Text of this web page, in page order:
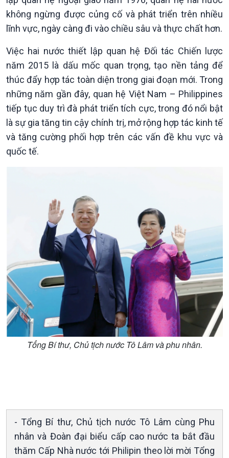
Khởi nghiệp
Tuyên chiến với gian lận
thương mại
Tâm tình biên giới và hải
đảo
Tìm hiểu biển, đảo Việt
Tin Đời sống & Xã hội
360 độ Sức khỏe
Chuyển đổi Xanh
Tài nguyên và Môi trường
Chuyên gia của bạn
Xã hội chuyển động
Bước chân đến trường
Khoa học & Công nghệ
Tin Khoa học & Công nghệ
Kết nối công nghệ
Sống chung với biến đổi
khí hậu
không ngừng được củng cố và phát triển trên nhiều
lĩnh vực, ngày càng đi vào chiều sâu và thực chất hơn.
Việc hai nước thiết lập quan hệ Đối tác Chiến lược
năm 2015 là dấu mốc quan trọng, tạo nền tảng để
thúc đẩy hợp tác toàn diện trong giai đoạn mới. Trong
những năm gần đây, quan hệ Việt Nam – Philippines
tiếp tục duy trì đà phát triển tích cực, trong đó nổi bật
là sự gia tăng tin cậy chính trị, mở rộng hợp tác kinh tế
và tăng cường phối hợp trên các vấn đề khu vực và
quốc tế.
Tổng Bí thư, Chủ tịch nước Tô Lâm và phu nhân.
- Tổng Bí thư, Chủ tịch nước Tô Lâm cùng Phu
nhân và Đoàn đại biểu cấp cao nước ta bắt đầu
thăm Cấp Nhà nước tới Philipin theo lời mời Tổng